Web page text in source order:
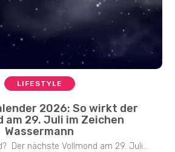
LIFESTYLE
2026: So wirkt der
am 29. Juli im Zeichen
Wassermann
Der nächste Vollmond am 29. Juli...